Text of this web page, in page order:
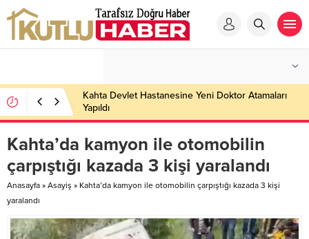
Kahta Devlet Hastanesine Yeni Doktor Atamaları
Yapıldı
Kahta’da kamyon ile otomobilin
çarpıştığı kazada 3 kişi yaralandı
Anasayfa » Asayiş » Kahta’da kamyon ile otomobilin çarpıştığı kazada 3 kişi
yaralandı